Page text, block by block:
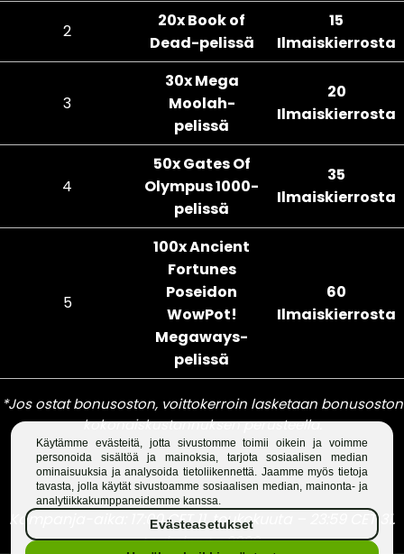
Käytämme evästeitä, jotta sivustomme toimii oikein ja voimme
personoida sisältöä ja mainoksia, tarjota sosiaalisen median
ominaisuuksia ja analysoida tietoliikennettä. Jaamme myös tietoja
tavasta, jolla käytät sivustoamme sosiaalisen median, mainonta- ja
analytiikkakumppaneidemme kanssa.
Evästeasetukset